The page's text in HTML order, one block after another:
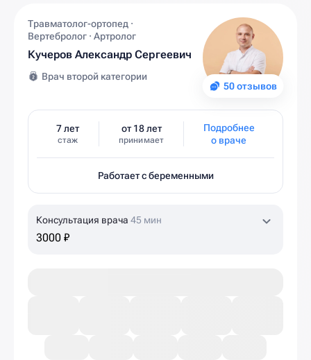
50 отзывов
Травматолог-ортопед ·
Вертебролог · Артролог
Кучеров Александр Сергеевич
Врач второй категории
7 лет
стаж
от 18 лет
принимает
Подробнее
о враче
Работает с беременными
Консультация врача 45 мин
3000 ₽